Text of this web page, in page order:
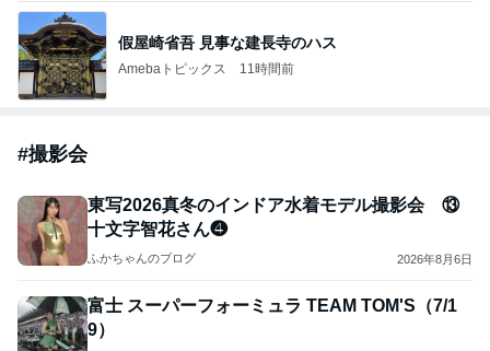
假屋崎省吾 見事な建長寺のハス
Amebaトピックス 11時間前
#撮影会
東写2026真冬のインドア水着モデル撮影会 ⑬
十文字智花さん❹
ふかちゃんのブログ 2026年8月6日
富士 スーパーフォーミュラ TEAM TOM'S（7/1
9）